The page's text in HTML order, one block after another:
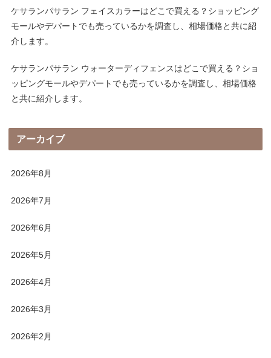
ケサランパサラン フェイスカラーはどこで買える？ショッピング
モールやデパートでも売っているかを調査し、相場価格と共に紹
介します。
ケサランパサラン ウォーターディフェンスはどこで買える？ショ
ッピングモールやデパートでも売っているかを調査し、相場価格
と共に紹介します。
アーカイブ
2026年8月
2026年7月
2026年6月
2026年5月
2026年4月
2026年3月
2026年2月